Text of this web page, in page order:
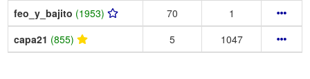
feo_y_bajito (1953) 70
1
capa21 (855) 5 1047